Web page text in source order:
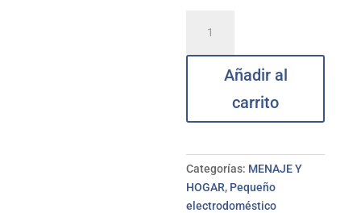
Russell
Hobbs
Añadir al
carrito
Categorías: MENAJE Y
HOGAR, Pequeño
electrodoméstico